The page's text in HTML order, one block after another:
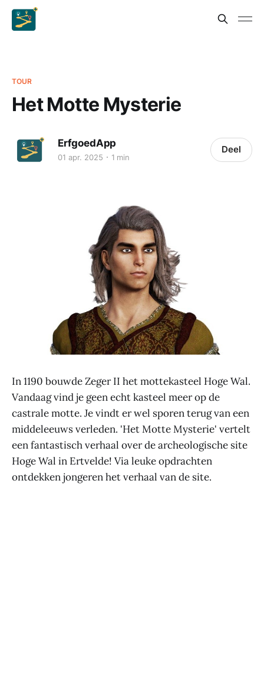
TOUR
Het Motte Mysterie
ErfgoedApp
01 apr. 2025 1 min
Deel
In 1190 bouwde Zeger II het mottekasteel Hoge Wal.
Vandaag vind je geen echt kasteel meer op de
castrale motte. Je vindt er wel sporen terug van een
middeleeuws verleden. 'Het Motte Mysterie' vertelt
een fantastisch verhaal over de archeologische site
Hoge Wal in Ertvelde! Via leuke opdrachten
ontdekken jongeren het verhaal van de site.